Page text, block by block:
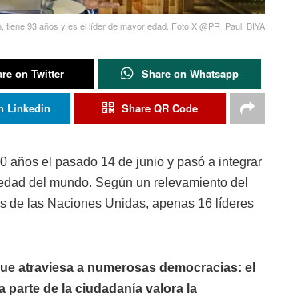
tiene 93 años y es el líder de mayor edad. Foto X @PR_Paul_BIYA
on Twitter Share on Whatsapp
Linkedin Share QR Code
años el pasado 14 de junio y pasó a integrar
del mundo. Según un relevamiento del
de las Naciones Unidas, apenas 16 líderes
atraviesa a numerosas democracias: el
parte de la ciudadanía valora la